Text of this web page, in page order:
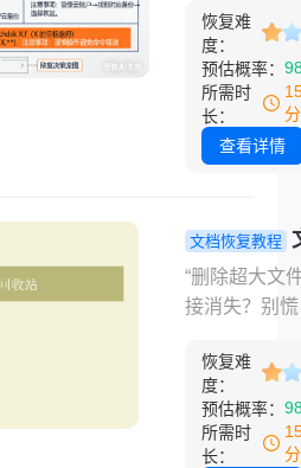
乱的恢复方
人无从下手
99%的重要
据！
滑”删了重要
清空回收站
想起还有用
相机SD卡提
化……这种瞬
容创作者都
过。网上恢
五花八门，
靠谱？恢复
能否正常打
据安全如何
那么怎么恢
的文件呢？
恢复难
度：
预估概率：
所需时
长：
查看详情
文档恢复教程
过大删除后
回收站怎么
找回方法！
“删除超大文
接消失？别
过正确方法
场人突发文
失、自媒体
删 4K 拍摄
恢复难
度：
预估概率：
所需时
长：